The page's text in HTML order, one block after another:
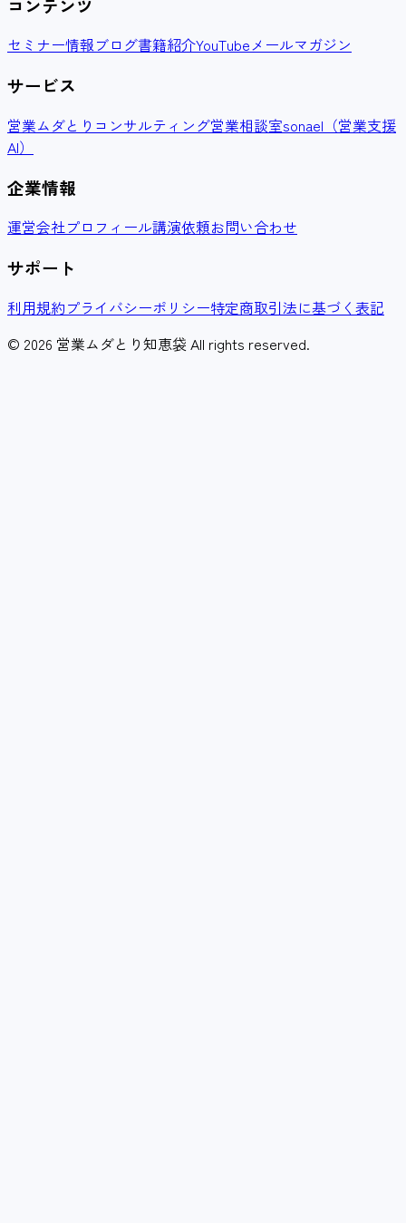
セミナー情報ブログ書籍紹介YouTubeメールマガジン
サービス
営業ムダとりコンサルティング営業相談室sonael（営業支援
AI）
企業情報
運営会社プロフィール講演依頼お問い合わせ
サポート
利用規約プライバシーポリシー特定商取引法に基づく表記
© 2026 営業ムダとり知恵袋 All rights reserved.